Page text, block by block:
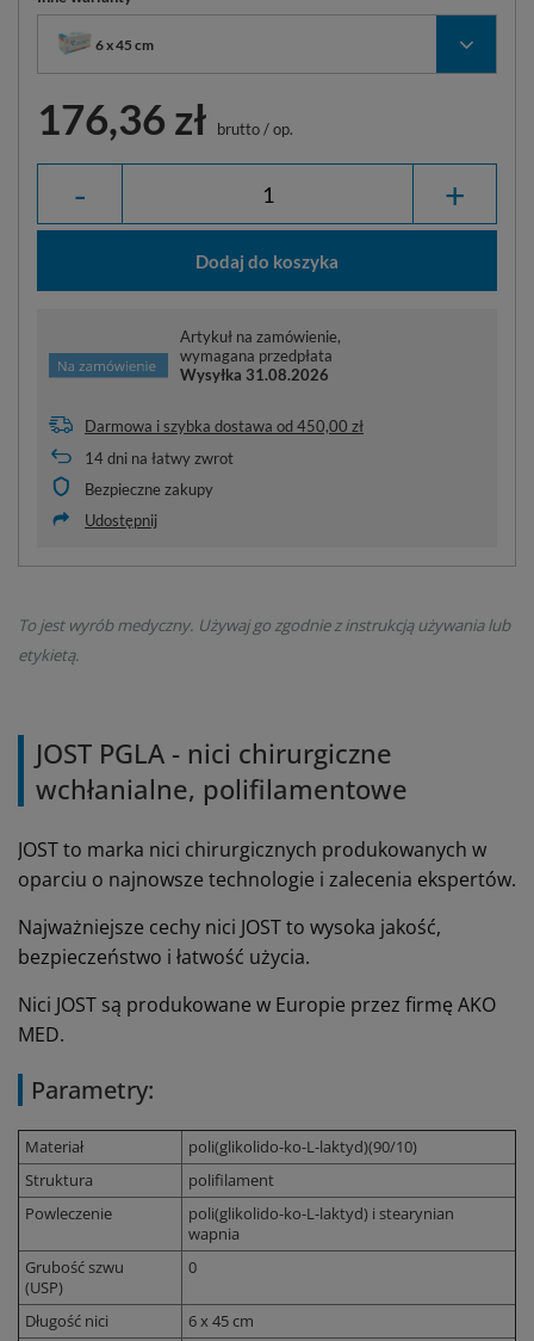
6 x 45 cm
176,36 zł brutto/op.
- +
Dodaj do koszyka
Artykuł na zamówienie,
wymagana przedpłata
Wysyłka 31.08.2026
Darmowa i szybka dostawa od450,00 zł
14dni na łatwy zwrot
Bezpieczne zakupy
Udostępnij
To jest wyrób medyczny. Używaj go zgodnie z instrukcją używania lub
etykietą.
JOST PGLA - nici chirurgiczne
wchłanialne, polifilamentowe
JOST to marka nici chirurgicznych produkowanych w
oparciu o najnowsze technologie i zalecenia ekspertów.
Najważniejsze cechy nici JOST to wysoka jakość,
bezpieczeństwo i łatwość użycia.
Nici JOST są produkowane w Europie przez firmę AKO
MED.
Parametry:
Materiał
poli(glikolido-ko-L-laktyd)(90/10)
Struktura
polifilament
Powleczenie
poli(glikolido-ko-L-laktyd) i stearynian
wapnia
Grubość szwu
(USP)
0
Długość nici
6 x 45 cm